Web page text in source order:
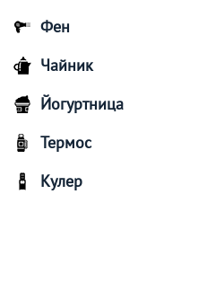
Фен
Чайник
Йогуртница
Термос
Кулер